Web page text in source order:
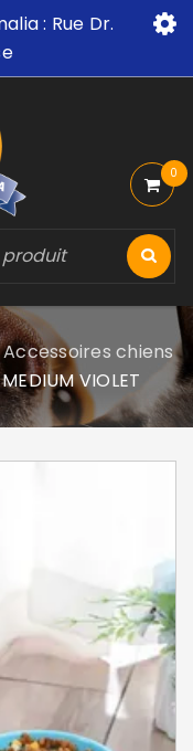
: Rue Dr.
0
Accessoires chiens
VIOLET